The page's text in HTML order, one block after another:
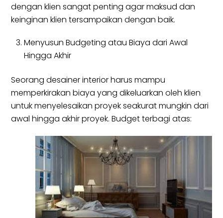
dengan klien sangat penting agar maksud dan
keinginan klien tersampaikan dengan baik.
Menyusun Budgeting atau Biaya dari Awal
Hingga Akhir
Seorang desainer interior harus mampu
memperkirakan biaya yang dikeluarkan oleh klien
untuk menyelesaikan proyek seakurat mungkin dari
awal hingga akhir proyek. Budget terbagi atas: